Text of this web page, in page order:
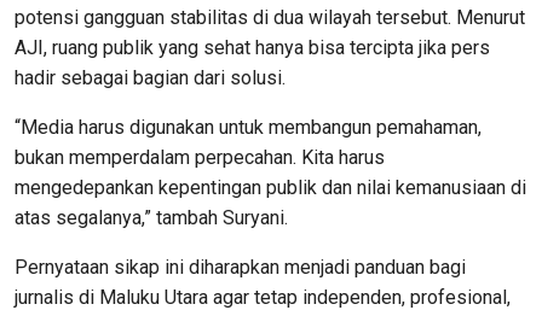
potensi gangguan stabilitas di dua wilayah tersebut. Menurut
AJI, ruang publik yang sehat hanya bisa tercipta jika pers
hadir sebagai bagian dari solusi.
“Media harus digunakan untuk membangun pemahaman,
bukan memperdalam perpecahan. Kita harus
mengedepankan kepentingan publik dan nilai kemanusiaan di
atas segalanya,” tambah Suryani.
Pernyataan sikap ini diharapkan menjadi panduan bagi
jurnalis di Maluku Utara agar tetap independen, profesional,